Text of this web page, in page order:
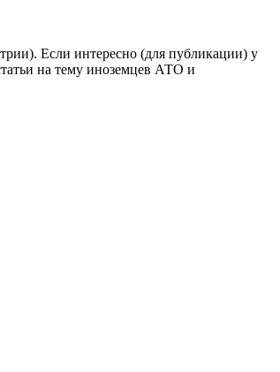
Если интересно (для публикации) у
на тему иноземцев АТО и